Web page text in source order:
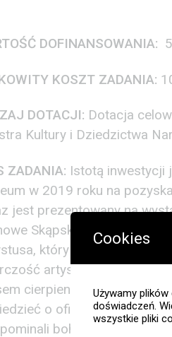
DOFINANSOWANIA:
KOSZT ZADANIA:
DOTACJI: Dotacja
Kultury i Dziedzictwa
ZADANIA: Istotą inwestycji
w 2019 roku na
jest prezentowany na
Skąpskiego są
który jest
artysty jest zarówno
cierpienia oraz osobą
o ofierze, którą
bohaterowie
Cookies
Używamy
doświadczeń.
wszystkie pliki